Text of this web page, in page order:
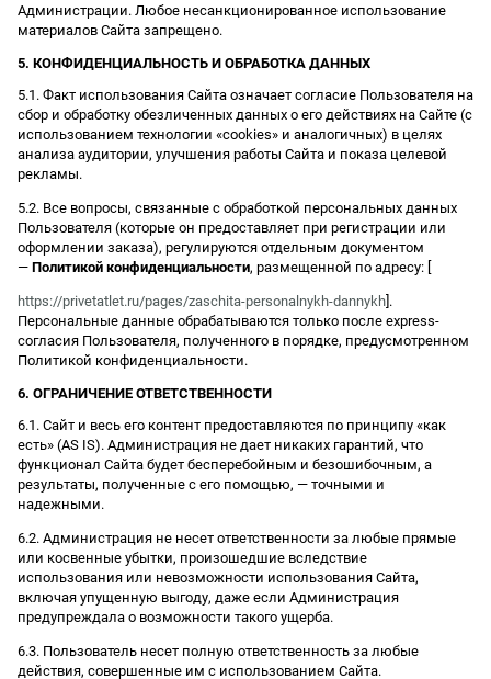
Администрации. Любое несанкционированное использование
материалов Сайта запрещено.
5. КОНФИДЕНЦИАЛЬНОСТЬ И ОБРАБОТКА ДАННЫХ
5.1. Факт использования Сайта означает согласие Пользователя на
сбор и обработку обезличенных данных о его действиях на Сайте (с
использованием технологии «cookies» и аналогичных) в целях
анализа аудитории, улучшения работы Сайта и показа целевой
рекламы.
5.2. Все вопросы, связанные с обработкой персональных данных
Пользователя (которые он предоставляет при регистрации или
оформлении заказа), регулируются отдельным документом
— Политикой конфиденциальности, размещенной по адресу: [
https://privetatlet.ru/pages/zaschita-personalnykh-dannykh].
Персональные данные обрабатываются только после express-
согласия Пользователя, полученного в порядке, предусмотренном
Политикой конфиденциальности.
6. ОГРАНИЧЕНИЕ ОТВЕТСТВЕННОСТИ
6.1. Сайт и весь его контент предоставляются по принципу «как
есть» (AS IS). Администрация не дает никаких гарантий, что
функционал Сайта будет бесперебойным и безошибочным, а
результаты, полученные с его помощью, — точными и
надежными.
6.2. Администрация не несет ответственности за любые прямые
или косвенные убытки, произошедшие вследствие
использования или невозможности использования Сайта,
включая упущенную выгоду, даже если Администрация
предупреждала о возможности такого ущерба.
6.3. Пользователь несет полную ответственность за любые
действия, совершенные им с использованием Сайта.